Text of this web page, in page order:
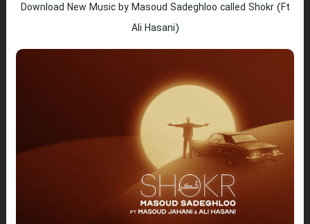
Download New Music by Masoud Sadeghloo called Shokr (Ft
Ali Hasani)